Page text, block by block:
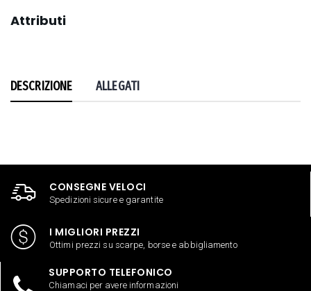
Attributi
DESCRIZIONE ALLEGATI
CONSEGNE VELOCI
Spedizioni sicure e garantite
I MIGLIORI PREZZI
Ottimi prezzi su scarpe, borse e abbigliamento
SUPPORTO TELEFONICO
Chiamaci per avere informazioni